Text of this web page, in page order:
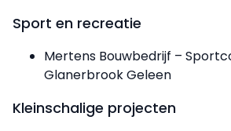
Sport en recreatie
Mertens Bouwbedrijf –
Glanerbrook Geleen
Kleinschalige projecten